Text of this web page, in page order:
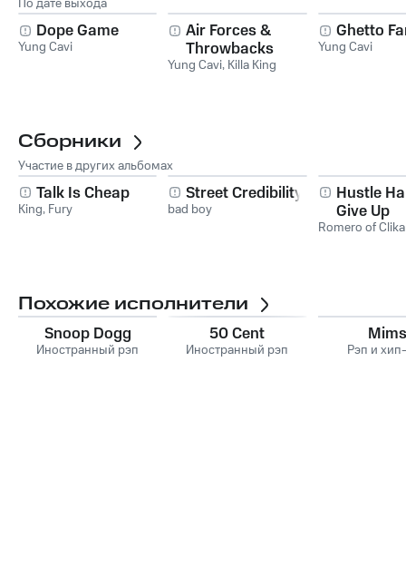
Dope Game
Yung Cavi
Air Forces &
Throwbacks
Yung Cavi, Killa King
Ghetto
Yung Cavi
Сборники
Участие в других альбомах
Talk Is Cheap
King, Fury
Street Credibility
bad boy
Hustle
Give Up
Romero of
Похожие исполнители
Snoop Dogg
Иностранный рэп
50 Cent
Иностранный рэп
Mims
Рэп и